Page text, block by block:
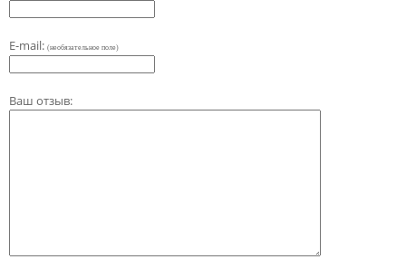
E-mail: (необязательное поле)
Ваш отзыв: